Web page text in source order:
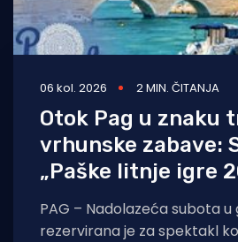
06 kol. 2026 2 MIN. ČITANJA
Otok Pag u znaku
vrhunske zabave:
„Paške litnje igre
PAG – Nadolazeća subota u
rezervirana je za spektakl